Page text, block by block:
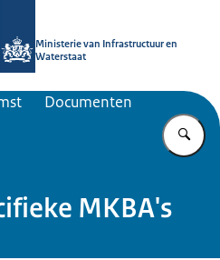
Ministerie van Infrastructuur en
Waterstaat
Documenten
MKBA's